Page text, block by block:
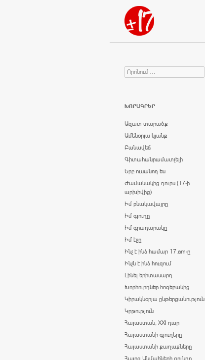
Որոնում
Search for:
ԽՈՐԱԳՐԵՐ
Ազատ տարածք
Ամենօրյա կյանք
Բանավեճ
Գիտահանրամատչելի
Երբ ուսանող ես
Ժամանակից դուրս (17-ի
արխիվից)
Իմ բնակավայրը
Իմ գյուղը
Իմ գրադարակը
Իմ էջը
Ինչ է ինձ համար 17.am-ը
Ինչն է ինձ հուզում
Լինել երիտասարդ
Խորհուրդներ հոգեբանից
Կիրակնօրյա ընթերցանություն
Կրթություն
Հայաստան, XXI դար
Հայաստանի գյուղերը
Հայաստանի քաղաքները
Հայոց Անմահների գունդը